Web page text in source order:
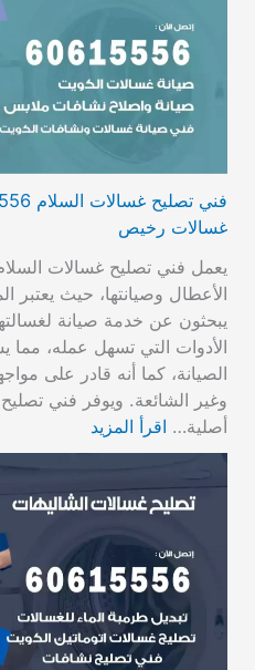
غسالات رخيص
يعمل فني تصليح غسالات
الأعطال وصيانتها، حيث يعتبر
يبحثون عن خدمة صيانة
الأدوات التي تسهل عمله،
الصيانة، كما أنه قادر على
وغير الشائعة. ويوفر فني
أصلية… اقرأ المزيد